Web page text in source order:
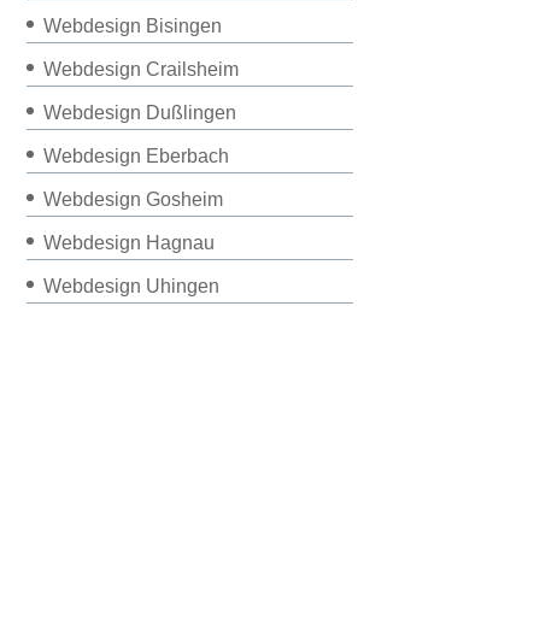
Webdesign Bisingen
Webdesign Crailsheim
Webdesign Dußlingen
Webdesign Eberbach
Webdesign Gosheim
Webdesign Hagnau
Webdesign Uhingen